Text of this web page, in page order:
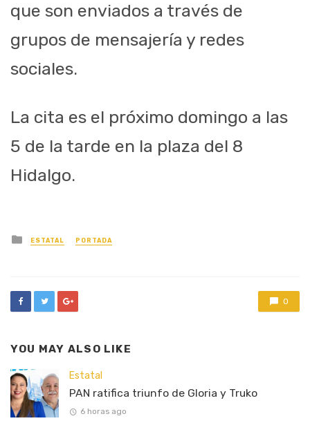
que son enviados a través de
grupos de mensajería y redes
sociales.
La cita es el próximo domingo a las
5 de la tarde en la plaza del 8
Hidalgo.
Posted
in
ESTATAL PORTADA
0
YOU MAY ALSO LIKE
Estatal
PAN ratifica triunfo de Gloria y Truko
6 horas ago